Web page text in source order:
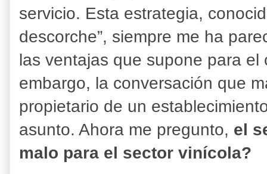
servicio. Esta estrategia,
descorche”, siempre me ha
las ventajas que supone para
embargo, la conversación que
propietario de un
asunto. Ahora me pregunto, el
malo para el sector vinícola?